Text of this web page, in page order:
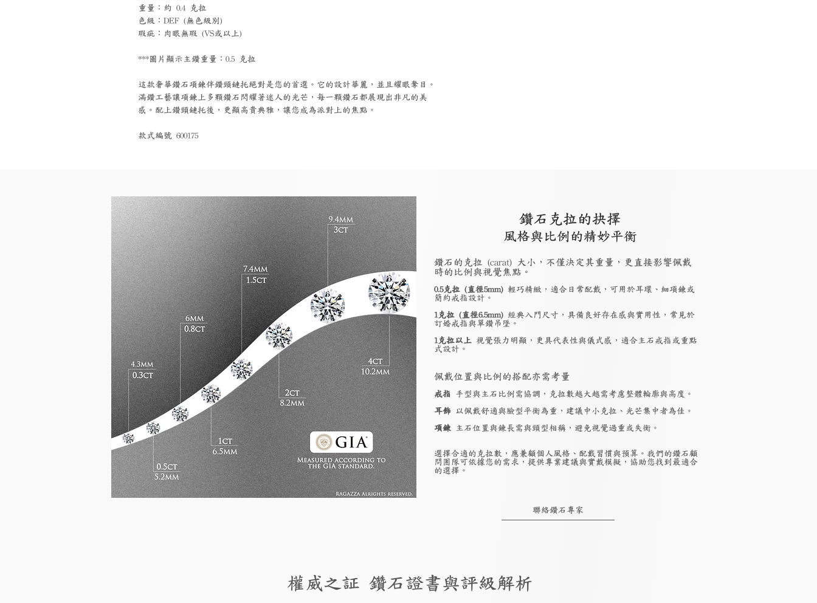
重量：約 0.4 克拉
色級：DEF (無色級別)
瑕疵：肉眼無瑕 (VS或以上)
***圖片顯示主鑽重量：0.5 克拉
這款奢華鑽石項鍊伴鑽頸鏈托絕對是您的首選。它的設計華麗，並且耀眼奪目。
滿鑽工藝讓項鍊上多顆鑽石閃耀著迷人的光芒，每一顆鑽石都展現出非凡的美
感。配上鑽頸鏈托後，更顯高貴典雅，讓您成為派對上的焦點。
款式編號 600175
鑽石克拉的抉擇
風格與比例的精妙平衡
鑽石的克拉 (carat) 大小，不僅決定其重量，更直接影響佩戴
時的比例與視覺焦點。
0.5克拉 (直徑5mm) 輕巧精緻，適合日常配戴，可用於耳環、細項鍊或
簡約戒指設計。
1克拉 (直徑6.5mm) 經典入門尺寸，具備良好存在感與實用性，常見於
訂婚戒指與單鑽吊墜。
1克拉以上 視覺張力明顯，更具代表性與儀式感，適合主石戒指或重點
式設計。
佩戴位置與比例的搭配亦需考量
戒指 手型與主石比例需協調，克拉數越大越需考慮整體輪廓與高度。
耳飾 以佩戴舒適與臉型平衡為重，建議中小克拉、光芒集中者為佳。
項鍊 主石位置與鍊長需與頸型相稱，避免視覺過重或失衡。
選擇合適的克拉數，應兼顧個人風格、配戴習慣與預算。我們的鑽石顧
問團隊可依據您的需求，提供專業建議與實戴模擬，協助您找到最適合
的選擇。
聯絡鑽石專家
權威之証 鑽石證書與評級解析